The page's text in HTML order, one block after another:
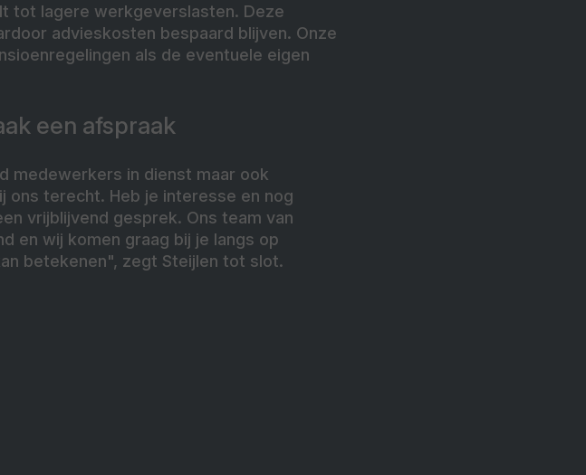
tot lagere werkgeverslasten. Deze
advieskosten bespaard blijven. Onze
als de eventuele eigen
een afspraak
medewerkers in dienst maar ook
ons terecht. Heb je interesse en nog
vrijblijvend gesprek. Ons team van
en wij komen graag bij je langs op
betekenen", zegt Steijlen tot slot.